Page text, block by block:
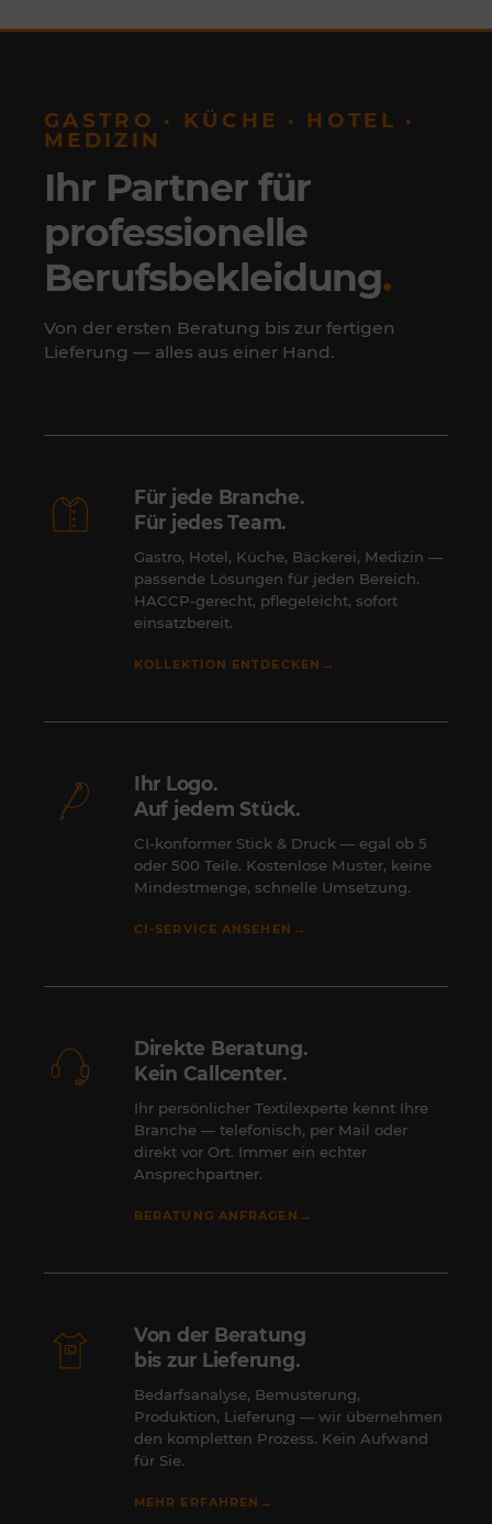
GASTRO · KÜCHE · HOTEL ·
MEDIZIN
Ihr Partner für
professionelle
Berufsbekleidung.
Von der ersten Beratung bis zur fertigen
Lieferung — alles aus einer Hand.
Für jede Branche.
Für jedes Team.
Gastro, Hotel, Küche, Bäckerei, Medizin —
passende Lösungen für jeden Bereich.
HACCP-gerecht, pflegeleicht, sofort
einsatzbereit.
KOLLEKTION ENTDECKEN →
Ihr Logo.
Auf jedem Stück.
CI-konformer Stick & Druck — egal ob 5
oder 500 Teile. Kostenlose Muster, keine
Mindestmenge, schnelle Umsetzung.
CI-SERVICE ANSEHEN →
Direkte Beratung.
Kein Callcenter.
Ihr persönlicher Textilexperte kennt Ihre
Branche — telefonisch, per Mail oder
direkt vor Ort. Immer ein echter
Ansprechpartner.
BERATUNG ANFRAGEN →
Von der Beratung
bis zur Lieferung.
Bedarfsanalyse, Bemusterung,
Produktion, Lieferung — wir übernehmen
den kompletten Prozess. Kein Aufwand
für Sie.
MEHR ERFAHREN →